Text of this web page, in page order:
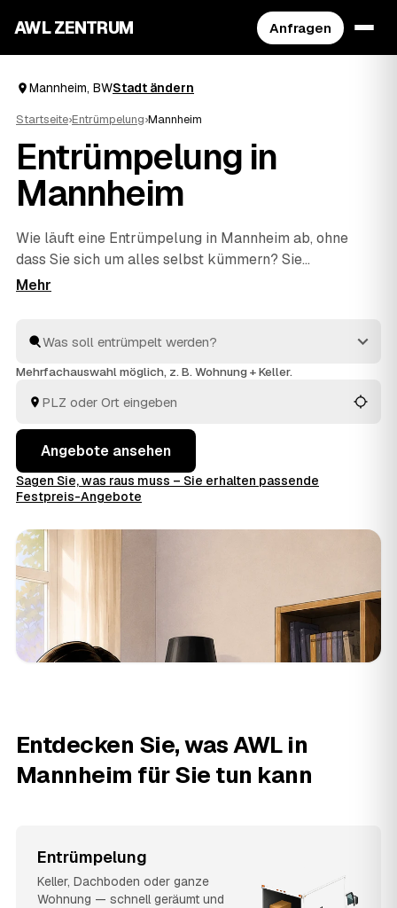
AWL ZENTRUM Anfragen
Mannheim, BWStadt ändern
Startseite›Entrümpelung›Mannheim
Entrümpelung in
Mannheim
Wie läuft eine Entrümpelung in Mannheim ab, ohne
dass Sie sich um alles selbst kümmern? Sie
beschreiben bei AWL einmal, was weg soll – vom
Anbieter aus BW mit verbindlichen Festpreisen. Sie
wählen das beste Angebot aus, der Rest passiert vor
entsorgen.
Mehrfachauswahl möglich, z. B. Wohnung + Keller.
Angebote ansehen
Sagen Sie, was raus muss – Sie erhalten passende
Festpreis-Angebote
Entdecken Sie, was AWL in
Mannheim für Sie tun kann
Entrümpelung
Keller, Dachboden oder ganze
Wohnung — schnell geräumt und